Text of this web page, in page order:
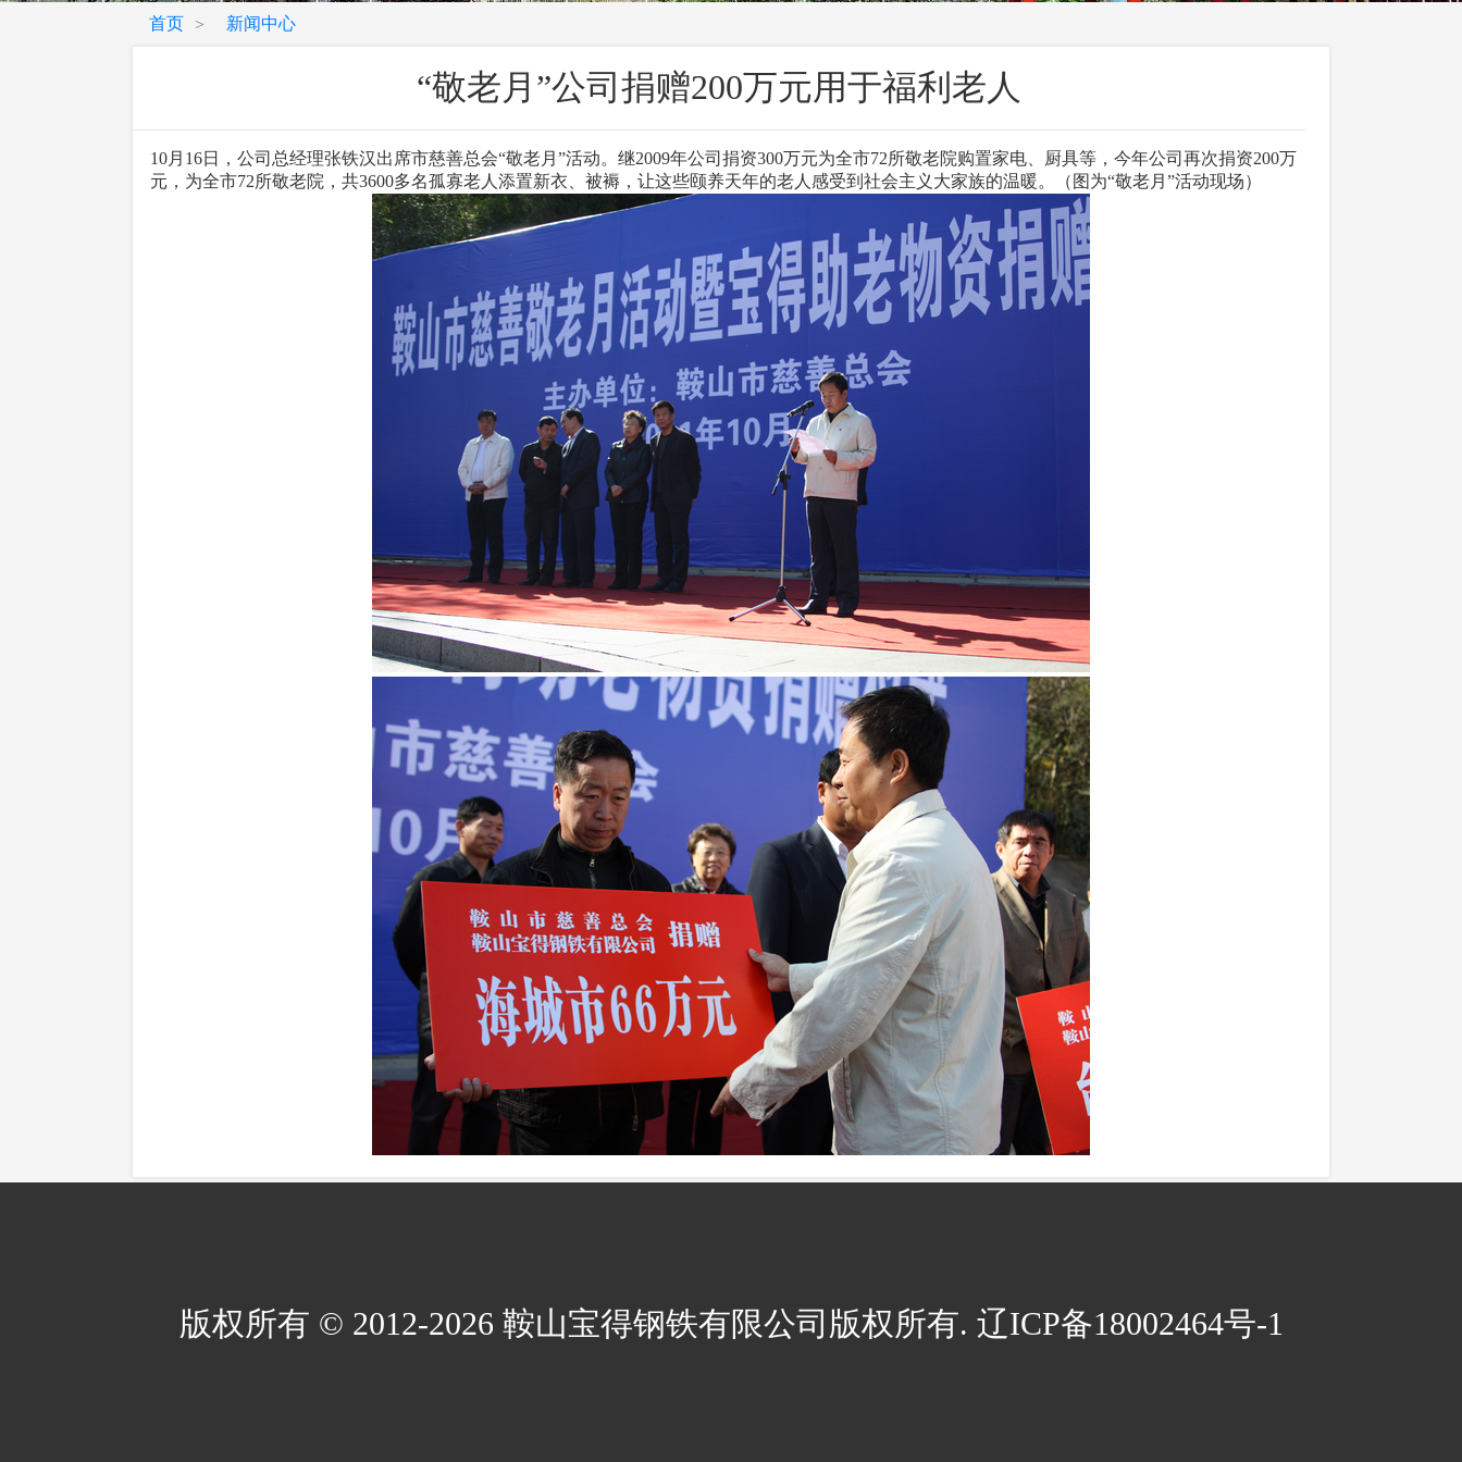
首页 > 新闻中心
“敬老月”公司捐赠200万元用于福利老人
10月16日，公司总经理张铁汉出席市慈善总会“敬老月”活动。继2009年公司捐资300万元为全市72所敬老院购置家电、厨具等，今年公司再次捐资200万
元，为全市72所敬老院，共3600多名孤寡老人添置新衣、被褥，让这些颐养天年的老人感受到社会主义大家族的温暖。（图为“敬老月”活动现场）
版权所有 © 2012-2026 鞍山宝得钢铁有限公司版权所有. 辽ICP备18002464号-1